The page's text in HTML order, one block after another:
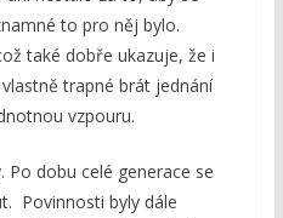
to pro něj bylo.
také dobře ukazuje, že i
trapné brát jednání
vzpouru.
dobu celé generace se
Povinnosti byly dále